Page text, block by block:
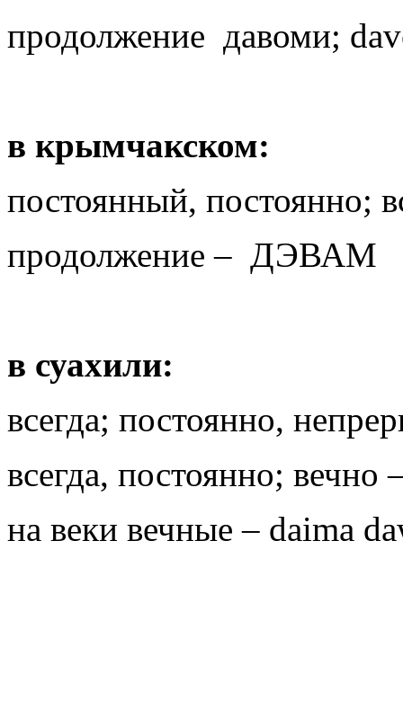
продолжение давоми;
в крымчакском:
постоянный,
продолжение – ДЭВАМ
в суахили:
всегда; постоянно,
всегда, постоянно; вечно
на веки вечные – daima